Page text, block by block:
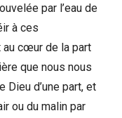
par l’eau de
à ces
au cœur de la part
que nous nous
Dieu d’une part, et
ou du malin par